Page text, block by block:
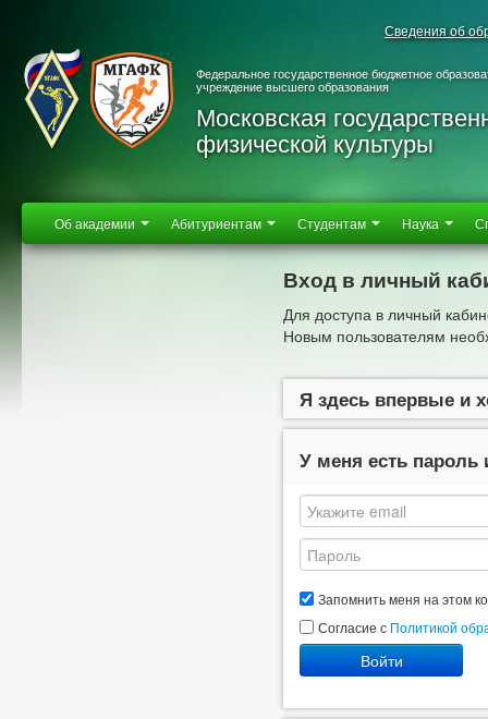
Сведения об
Федеральное государственное бюджетное
учреждение высшего образования
Московская
физической культуры
Об академии Абитуриентам Студентам Наука
Вход в личный
Для доступа в личный
Новым пользователям
Я здесь впервые и
У меня есть пароль
Запомнить меня на этом
Согласие с Политикой
Войти